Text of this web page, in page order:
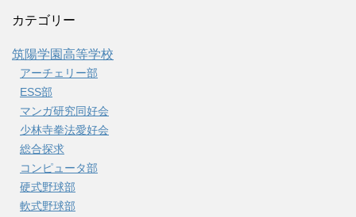
カテゴリー
筑陽学園高等学校
アーチェリー部
ESS部
マンガ研究同好会
少林寺拳法愛好会
総合探求
コンピュータ部
硬式野球部
軟式野球部